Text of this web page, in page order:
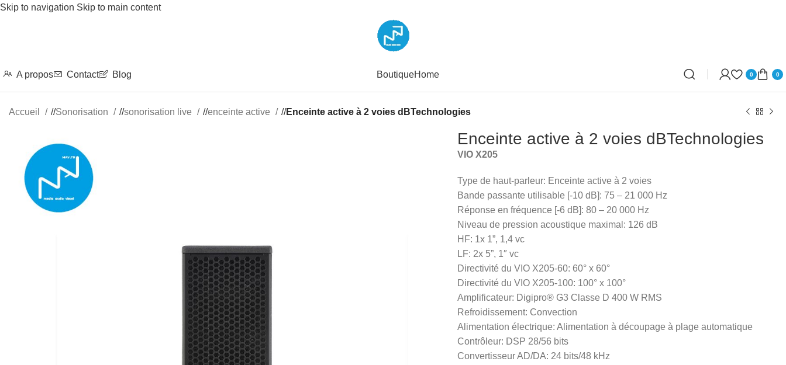
Skip to navigation Skip to main content
A propos Contact Blog BoutiqueHome 0 0
Accueil / Sonorisation / sonorisation live / enceinte active / Enceinte active à 2 voies dBTechnologies
Enceinte active à 2 voies dBTechnologies
VIO X205
Type de haut-parleur: Enceinte active à 2 voies
Bande passante utilisable [-10 dB]: 75 – 21 000 Hz
Réponse en fréquence [-6 dB]: 80 – 20 000 Hz
Niveau de pression acoustique maximal: 126 dB
HF: 1x 1”, 1,4 vc
LF: 2x 5”, 1″ vc
Directivité du VIO X205-60: 60° x 60°
Directivité du VIO X205-100: 100° x 100°
Amplificateur: Digipro® G3 Classe D 400 W RMS
Refroidissement: Convection
Alimentation électrique: Alimentation à découpage à plage automatique
Contrôleur: DSP 28/56 bits
Convertisseur AD/DA: 24 bits/48 kHz